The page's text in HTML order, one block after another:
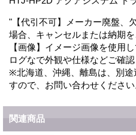
"【代引不可】メーカー廃盤、
場合、キャンセルまたは納期を
【画像】イメージ画像を使用
ログなで外観や仕様などご確認
※北海道、沖縄、離島は、別途
すので、お問い合わせくださ
関連商品